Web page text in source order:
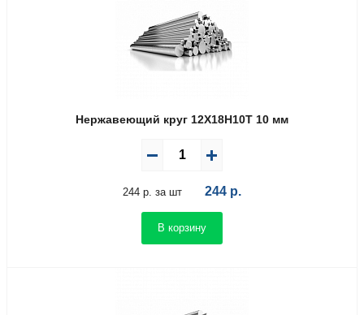
Нержавеющий круг 12Х18Н10Т 10 мм
244 р. за шт 244 р.
В корзину